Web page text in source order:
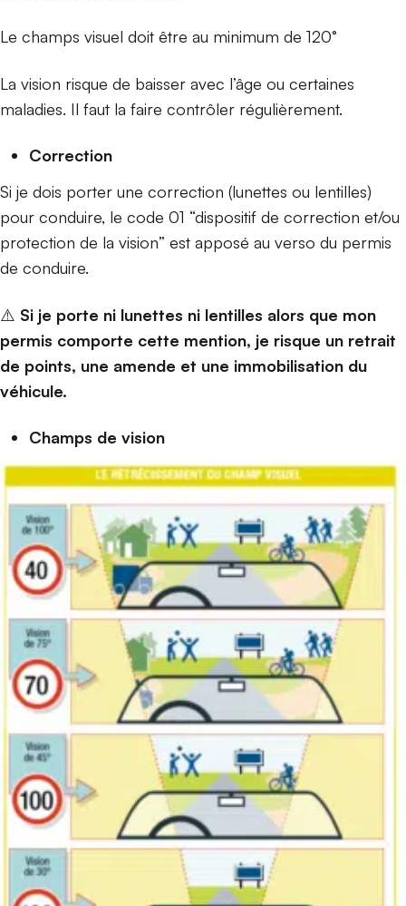
Le champs visuel doit être au minimum de 120°
La vision risque de baisser avec l’âge ou certaines
maladies. Il faut la faire contrôler régulièrement.
Correction
Si je dois porter une correction (lunettes ou lentilles)
pour conduire, le code 01 “dispositif de correction et/ou
protection de la vision” est apposé au verso du permis
de conduire.
⚠️ Si je porte ni lunettes ni lentilles alors que mon
permis comporte cette mention, je risque un retrait
de points, une amende et une immobilisation du
véhicule.
Champs de vision